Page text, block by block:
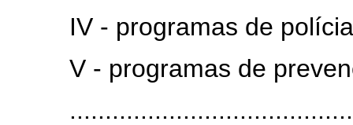
IV - programas de
V - programas de